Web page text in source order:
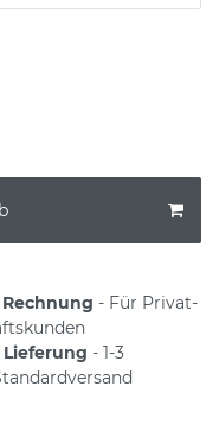
- Für Privat-
- 1-3